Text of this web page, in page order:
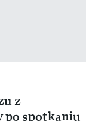
z
po spotkaniu